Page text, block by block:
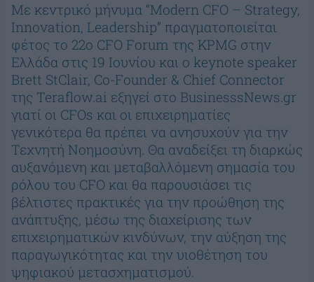
Με κεντρικό μήνυμα “Modern CFO – Strategy,
Innovation, Leadership” πραγματοποιείται
φέτος το 22o CFO Forum της KPMG στην
Ελλάδα στις 19 Ιουνίου και ο keynote speaker
Brett StClair, Co-Founder & Chief Connector
της Teraflow.ai εξηγεί στο ΒusinesssNews.gr
γιατί οι CFOs και οι επιχειρηματίες
γενικότερα θα πρέπει να ανησυχούν για την
Τεχνητή Νοημοσύνη. Θα αναδείξει τη διαρκώς
αυξανόμενη και μεταβαλλόμενη σημασία του
ρόλου του CFO και θα παρουσιάσει τις
βέλτιστες πρακτικές για την προώθηση της
ανάπτυξης, μέσω της διαχείρισης των
επιχειρηματικών κινδύνων, την αύξηση της
παραγωγικότητας και την υιοθέτηση του
ψηφιακού μετασχηματισμού.